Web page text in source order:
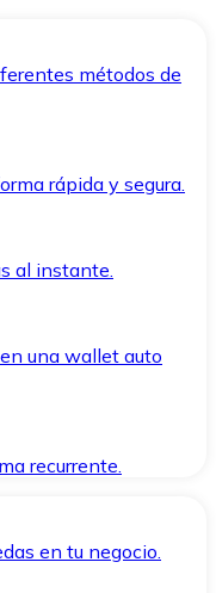
métodos de
rápida y segura.
al instante.
una wallet auto
recurrente.
en tu negocio.